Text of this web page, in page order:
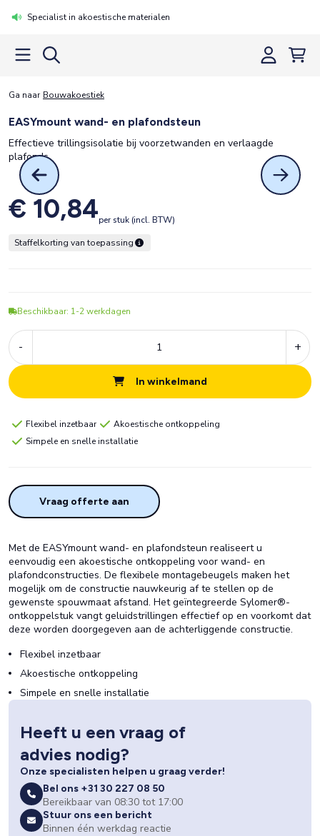
Specialist in akoestische materialen
Ga naar Bouwakoestiek
EASYmount wand- en plafondsteun
Effectieve trillingsisolatie bij voorzetwanden en verlaagde
plafonds
€ 10,84per stuk (incl. BTW)
Staffelkorting van toepassing
Beschikbaar: 1-2 werkdagen
- +
In winkelmand
Flexibel inzetbaar
Akoestische ontkoppeling
Simpele en snelle installatie
Vraag offerte aan
Met de EASYmount wand- en plafondsteun realiseert u
eenvoudig een akoestische ontkoppeling voor wand- en
plafondconstructies. De flexibele montagebeugels maken het
mogelijk om de constructie nauwkeurig af te stellen op de
gewenste spouwmaat afstand. Het geïntegreerde Sylomer®-
ontkoppelstuk vangt geluidstrillingen effectief op en voorkomt dat
deze worden doorgegeven aan de achterliggende constructie.
Flexibel inzetbaar
Akoestische ontkoppeling
Simpele en snelle installatie
Heeft u een vraag of
advies nodig?
Onze specialisten helpen u graag verder!
Bel ons +31 30 227 08 50
Bereikbaar van 08:30 tot 17:00
Stuur ons een bericht
Binnen één werkdag reactie